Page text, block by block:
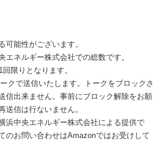
可能性がございます。
エネルギー株式会社での総数です。
限りとなります。
クで送信いたします。トークをブロックさ
信出来ません。事前にブロック解除をお願
送信は行ないません。
浜中央エネルギー株式会社による提供で
のお問い合わせはAmazonではお受けして